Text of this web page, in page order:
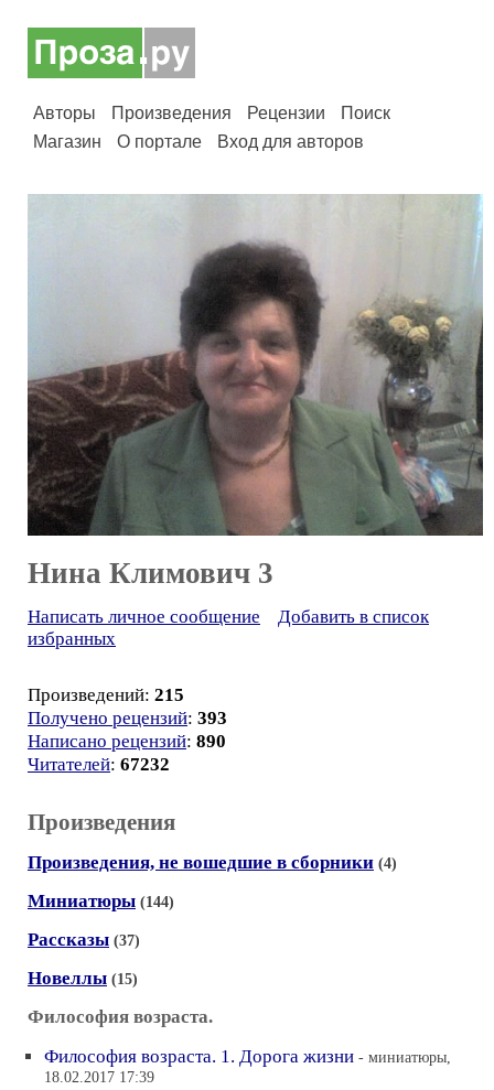
Авторы Произведения Рецензии
Поиск
Магазин
О портале Вход для авторов
Нина Климович 3
Написать личное сообщение
Добавить в список
избранных
Произведений: 215
Получено рецензий: 393
Написано рецензий: 890
Читателей: 67232
Произведения
Произведения, не вошедшие в сборники (4)
Миниатюры (144)
Рассказы (37)
Новеллы (15)
Философия возраста.
Философия возраста. 1. Дорога жизни - миниатюры,
18.02.2017 17:39